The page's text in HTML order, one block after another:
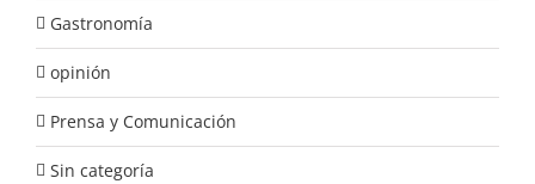
Gastronomía
opinión
Prensa y Comunicación
Sin categoría